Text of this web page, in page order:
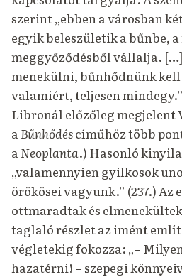
szerint „ebben a városban
egyik beleszületik a bűnbe,
meggyőződésből vállalja.
menekülni, bűnhődnünk
valamiért, teljesen mindegy.”
Libronál előzőleg megjelent
aBűnhődéscíműhöz több
aNeoplanta.) Hasonló
„valamennyien gyilkosok
örökösei vagyunk.” (237.) Az
ottmaradtak és
taglaló részlet az imént
végletekig fokozza: „–
hazatérni! – szepegi